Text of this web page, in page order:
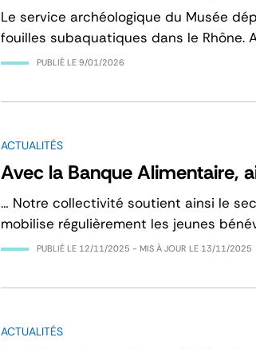
Le service archéologique du Musée
fouilles subaquatiques dans le Rhône.
PUBLIÉ LE 9/01/2026
ACTUALITÉS
Avec la Banque Alimentaire,
… Notre collectivité soutient ainsi le
mobilise régulièrement les jeunes
PUBLIÉ LE 12/11/2025 - MIS À JOUR LE 13/11/2025
ACTUALITÉS